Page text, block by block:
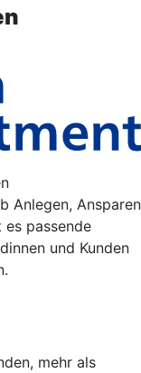
Anlegen, Ansparen
passende
und Kunden
mehr als